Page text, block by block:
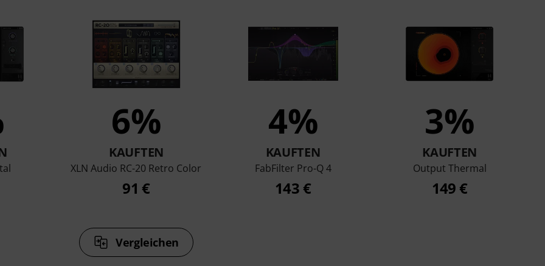
6%
KAUFTEN
XLN Audio RC-20 Retro Color
91 €
4%
KAUFTEN
FabFilter Pro-Q 4
143 €
3%
KAUFTEN
Output Thermal
149 €
Vergleichen